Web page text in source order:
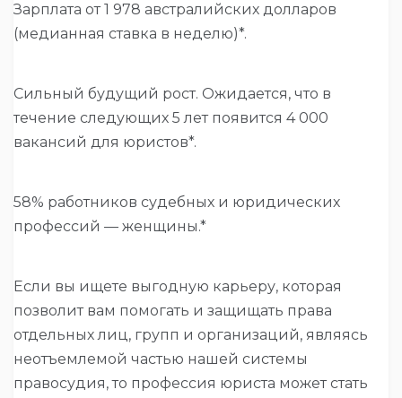
Зарплата от 1 978 австралийских долларов
(медианная ставка в неделю)*.
Сильный будущий рост. Ожидается, что в
течение следующих 5 лет появится 4 000
вакансий для юристов*.
58% работников судебных и юридических
профессий — женщины.*
Если вы ищете выгодную карьеру, которая
позволит вам помогать и защищать права
отдельных лиц, групп и организаций, являясь
неотъемлемой частью нашей системы
правосудия, то профессия юриста может стать